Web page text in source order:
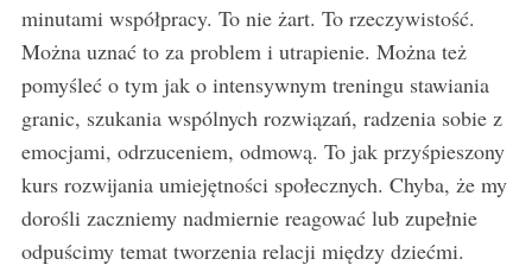
minutami współpracy. To nie żart. To rzeczywistość.
Można uznać to za problem i utrapienie. Można też
pomyśleć o tym jak o intensywnym treningu stawiania
granic, szukania wspólnych rozwiązań, radzenia sobie z
emocjami, odrzuceniem, odmową. To jak przyśpieszony
kurs rozwijania umiejętności społecznych. Chyba, że my
dorośli zaczniemy nadmiernie reagować lub zupełnie
odpuścimy temat tworzenia relacji między dziećmi.